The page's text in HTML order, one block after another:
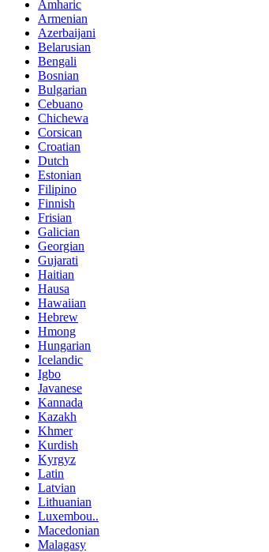
Amharic
Armenian
Azerbaijani
Belarusian
Bengali
Bosnian
Bulgarian
Cebuano
Chichewa
Corsican
Croatian
Dutch
Estonian
Filipino
Finnish
Frisian
Galician
Georgian
Gujarati
Haitian
Hausa
Hawaiian
Hebrew
Hmong
Hungarian
Icelandic
Igbo
Javanese
Kannada
Kazakh
Khmer
Kurdish
Kyrgyz
Latin
Latvian
Lithuanian
Luxembou..
Macedonian
Malagasy